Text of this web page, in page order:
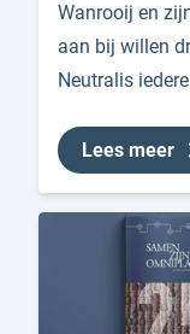
Wanrooij en
aan bij willen
Neutralis
Lees meer